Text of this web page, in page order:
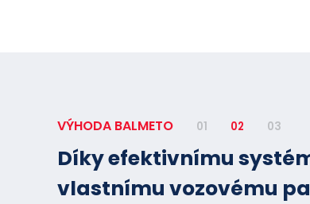
VÝHODA BALMETO 01 02 03
Díky efektivnímu
vlastnímu vozovému